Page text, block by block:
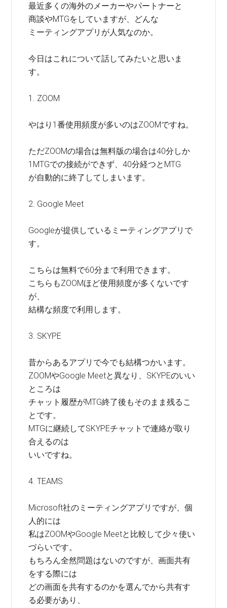
最近多くの海外のメーカーやパートナーと
商談やMTGをしていますが、どんな
ミーティングアプリが人気なのか。
今日はこれについて話してみたいと思いま
す。
1. ZOOM
やはり1番使用頻度が多いのはZOOMですね。
ただZOOMの場合は無料版の場合は40分しか
1MTGでの接続ができず、40分経つとMTG
が自動的に終了してしまいます。
2. Google Meet
Googleが提供しているミーティングアプリで
す。
こちらは無料で60分まで利用できます。
こちらもZOOMほど使用頻度が多くないです
が、
結構な頻度で利用します。
3. SKYPE
昔からあるアプリで今でも結構つかいます。
ZOOMやGoogle Meetと異なり、SKYPEのいい
ところは
チャット履歴がMTG終了後もそのまま残るこ
とです。
MTGに継続してSKYPEチャットで連絡が取り
合えるのは
いいですね。
4. TEAMS
Microsoft社のミーティングアプリですが、個
人的には
私はZOOMやGoogle Meetと比較して少々使い
づらいです。
もちろん全然問題はないのですが、画面共有
をする際には
どの画面を共有するのかを選んでから共有す
る必要があり、